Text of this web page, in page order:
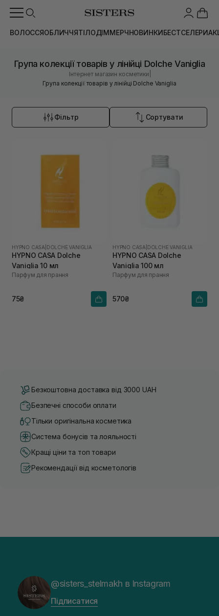
ВОЛОССЯОБЛИЧЧЯТІЛОДІММЕРЧНОВИНКИБЕСТСЕЛЕРИ
Група колекції товарів у лінійці Dolche Vaniglia
Інтернет магазин косметики
Група колекції товарів у лінійці Dolche Vaniglia
Фільтр Сортувати
HYPNO CASA DOLCHE VANIGLIA
HYPNO CASA Dolche
Vaniglia 10 мл
Парфум для прання
75₴
HYPNO CASA DOLCHE VANIGLIA
HYPNO CASA Dolche
Vaniglia 100 мл
Парфум для прання
570₴
Безкоштовна доставка від 3000 UAH
Безпечні способи оплати
Тільки оригінальна косметика
Система бонусів та лояльності
Кращі ціни та топ товари
Рекомендації від косметологів
@sisters_stelmakh в Instagram
Підписатися